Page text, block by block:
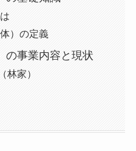
）の定義
の事業内容と現状
林家）